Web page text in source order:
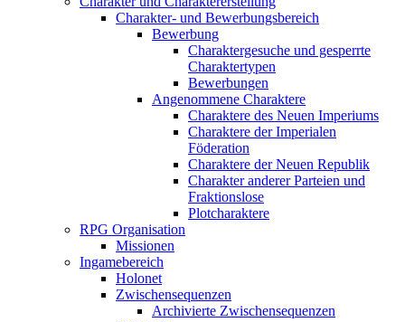
Charakter- und Bewerbungsbereich
Bewerbung
Charaktergesuche und gesperrte
Charaktertypen
Bewerbungen
Angenommene Charaktere
Charaktere des Neuen Imperiums
Charaktere der Imperialen
Föderation
Charaktere der Neuen Republik
Charakter anderer Parteien und
Fraktionslose
Plotcharaktere
RPG Organisation
Missionen
Ingamebereich
Holonet
Zwischensequenzen
Archivierte Zwischensequenzen